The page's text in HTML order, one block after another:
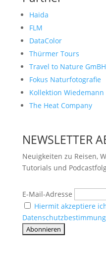
Haida
FLM
DataColor
Thürmer Tours
Travel to Nature GmBH
Fokus Naturfotografie
Kollektion Wiedemann
The Heat Company
NEWSLETTER
Neuigkeiten zu Reisen,
Tutorials und
E-Mail-Adresse
Hiermit akzeptiere